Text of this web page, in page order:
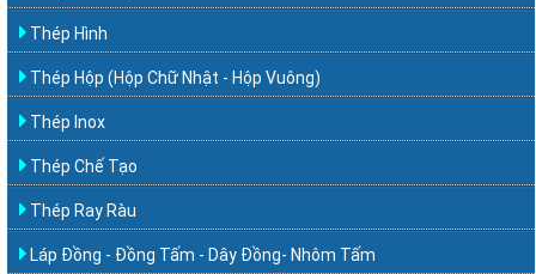
Thép Hình
Thép Hộp (Hộp Chữ Nhật - Hộp Vuông)
Thép Inox
Thép Chế Tạo
Thép Ray Ràu
Láp Đồng - Đồng Tấm - Dây Đồng- Nhôm Tấm